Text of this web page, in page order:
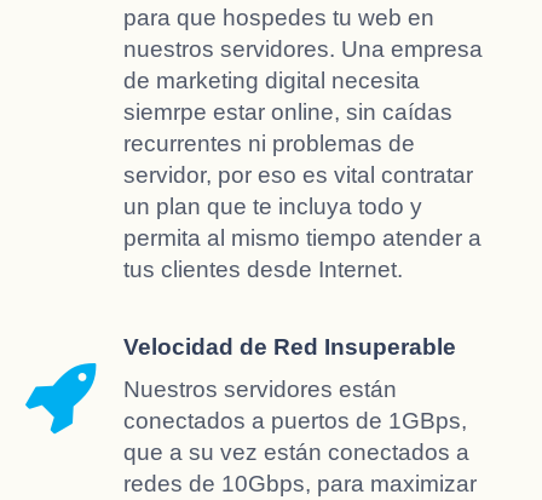
para que hospedes tu web en
nuestros servidores. Una empresa
de marketing digital necesita
siemrpe estar online, sin caídas
recurrentes ni problemas de
servidor, por eso es vital contratar
un plan que te incluya todo y
permita al mismo tiempo atender a
tus clientes desde Internet.
Velocidad de Red Insuperable
Nuestros servidores están
conectados a puertos de 1GBps,
que a su vez están conectados a
redes de 10Gbps, para maximizar